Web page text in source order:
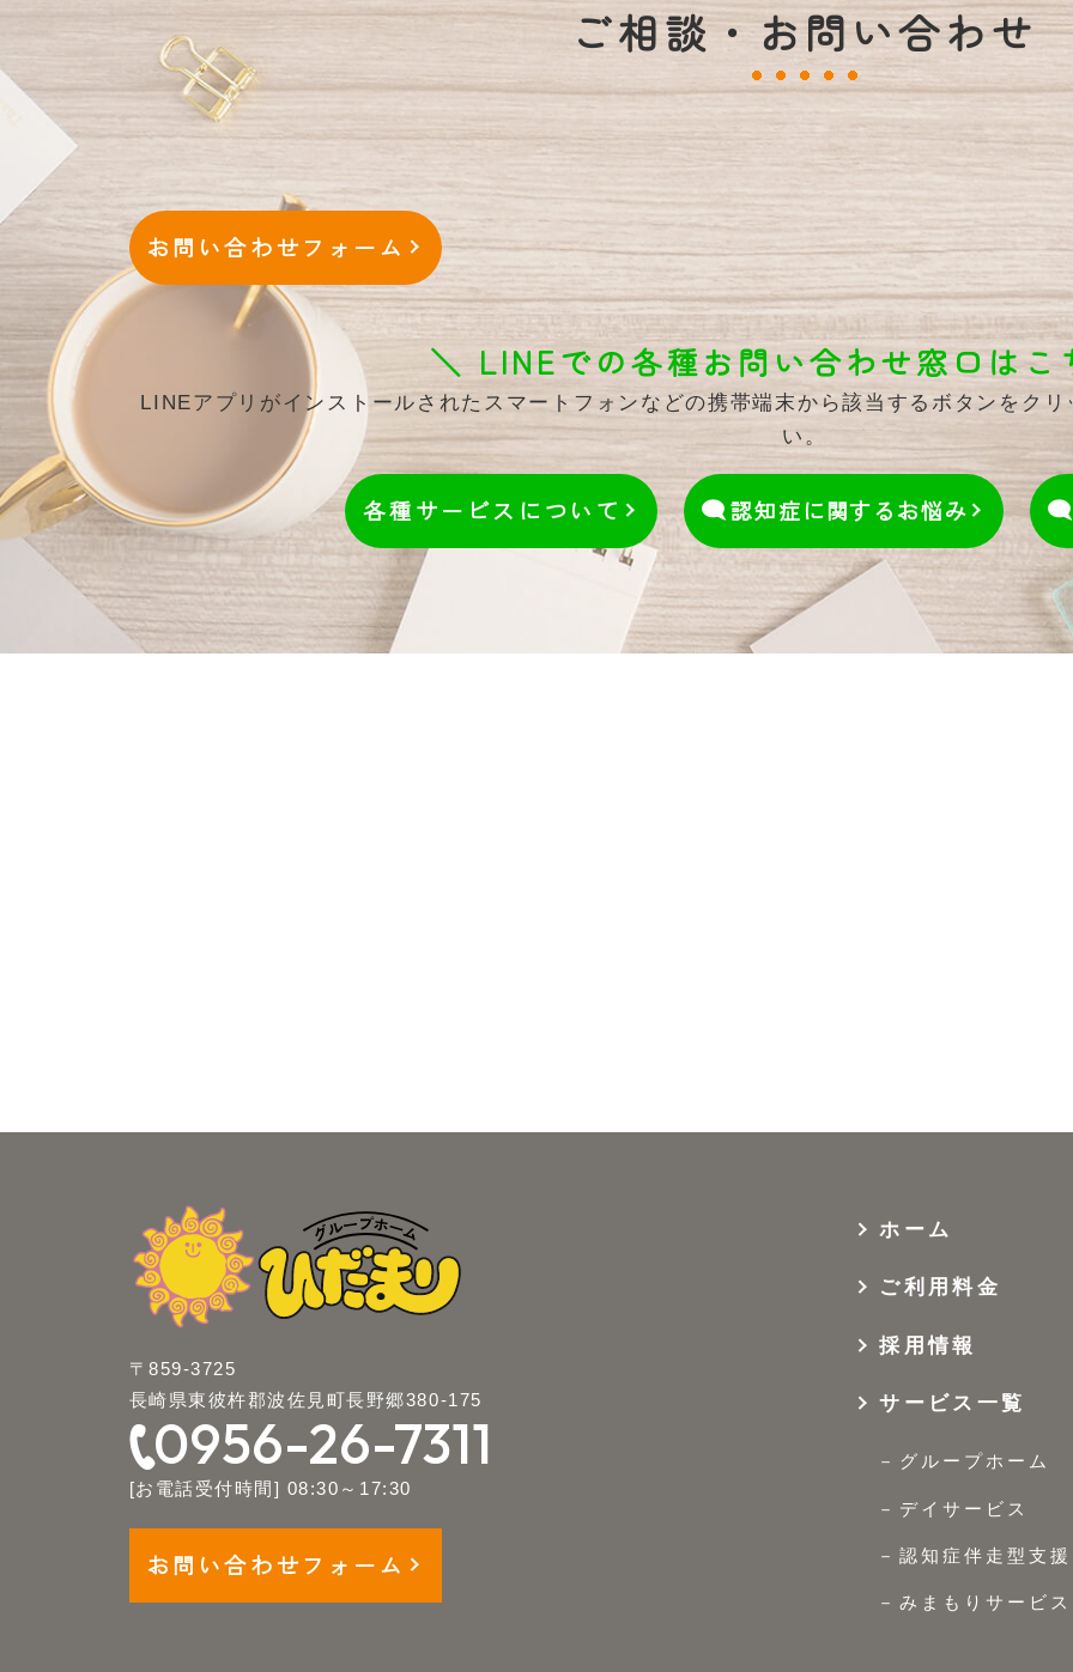
ご相談・お問い合わせ
お問い合わせフォーム
＼ LINEでの各種お問い合わせ窓口はこ
LINEアプリがインストールされたスマートフォンなどの携帯端末から該当するボタンをク
い。
各種サービスについて 認知症に関するお悩み
〒859-3725
長崎県東彼杵郡波佐見町長野郷380-175
0956-26-7311
[お電話受付時間] 08:30～17:30
お問い合わせフォーム
ホーム
ご利用料金
採用情報
サービス一覧
グループホーム
デイサービス
認知症伴走型支援
みまもりサービス